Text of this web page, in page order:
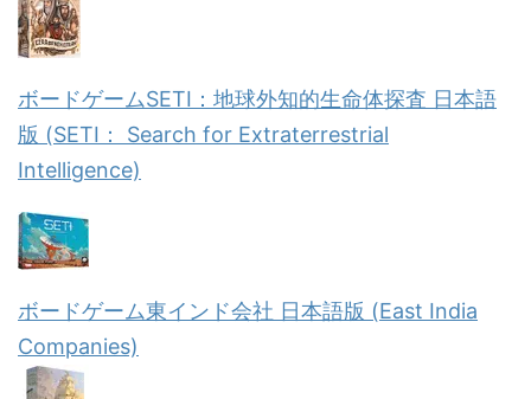
ボードゲームSETI：地球外知的生命体探査 日本語
版 (SETI： Search for Extraterrestrial
Intelligence)
ボードゲーム東インド会社 日本語版 (East India
Companies)